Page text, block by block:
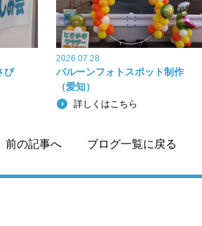
び
2026.07.28
バルーンフォトスポット制作
（愛知）
詳しくはこちら
の記事へ ブログ一覧に戻る